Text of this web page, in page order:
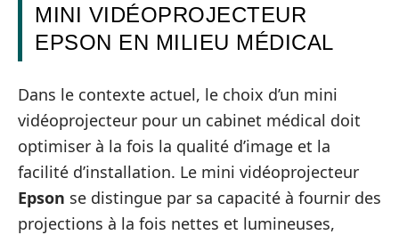
MINI VIDÉOPROJECTEUR
EPSON EN MILIEU MÉDICAL
Dans le contexte actuel, le choix d’un mini
vidéoprojecteur pour un cabinet médical doit
optimiser à la fois la qualité d’image et la
facilité d’installation. Le mini vidéoprojecteur
Epson se distingue par sa capacité à fournir des
projections à la fois nettes et lumineuses,